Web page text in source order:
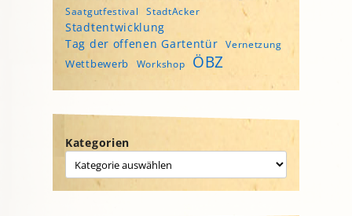
Saatgutfestival StadtAcker
Stadtentwicklung
Tag der offenen Gartentür
Vernetzung
Wettbewerb Workshop ÖBZ
Kategorien